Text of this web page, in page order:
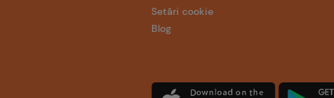
Setări cookie
Blog